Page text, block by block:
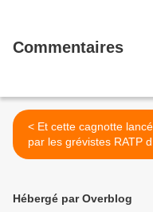
Commentaires
< Et cette cagnotte lancée
par les grévistes RATP du
dépoôt Belliard
Hébergé par Overblog